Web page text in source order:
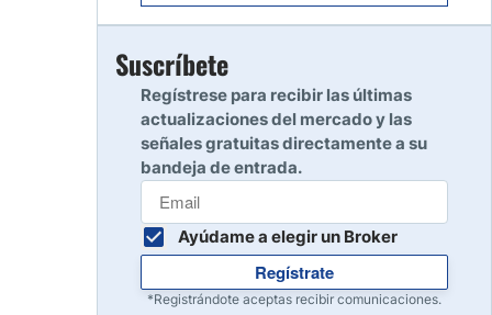
10
Suscríbete
Regístrese para recibir las últimas
actualizaciones del mercado y las
señales gratuitas directamente a su
bandeja de entrada.
Ayúdame a elegir un Broker
Regístrate
*Registrándote aceptas recibir comunicaciones.